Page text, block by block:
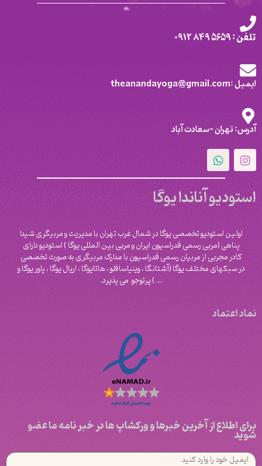
تلفن : 5659 849 0912
ایمیل :theanandayoga@gmail.com
آدرس: تهران -سعادت آباد
استودیو آناندا یوگا
اولین استودیو تخصصی یوگا در شمال غرب تهران با مدیریت و مربیگری شیدا
پناهی (مربی رسمی فدراسیون ایران و مربی بین المللی یوگا ) استودیو دارای
کادر مجربی از مربیان رسمی فدراسیون با مدارک مربیگری به صورت تخصصی
در سبکهای مختلف یوگا (آشتانگا ، وینیاسافلو ، هاتایوگا ، اریال یوگا ، پاور یوگا و
‌… ) پرتوجو می پذیرد.
نماد اعتماد
برای اطلاع از آخرین خبرها و ورکشاپ ها در خبر نامه ما عضو
شوید